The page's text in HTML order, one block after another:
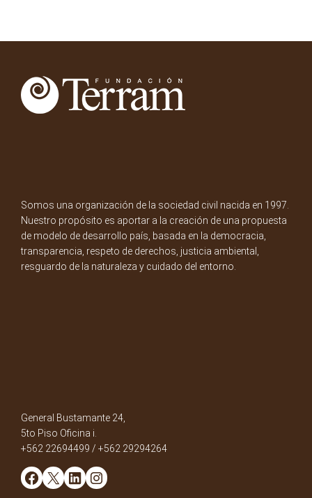
Somos una organización de la sociedad civil nacida en 1997.
Nuestro propósito es aportar a la creación de una propuesta
de modelo de desarrollo país, basada en la democracia,
transparencia, respeto de derechos, justicia ambiental,
resguardo de la naturaleza y cuidado del entorno.
General Bustamante 24,
5to Piso Oficina i.
+562 22694499 / +562 29294264